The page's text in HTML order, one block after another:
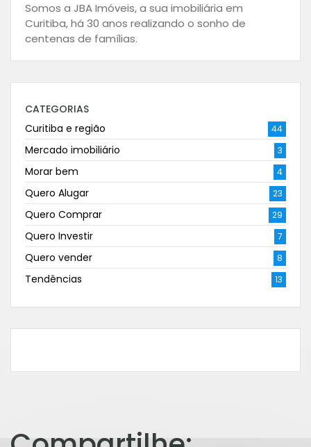
Somos a JBA Imóveis, a sua imobiliária em
Curitiba, há 30 anos realizando o sonho de
centenas de famílias.
CATEGORIAS
Curitiba e região
44
Mercado imobiliário 3
Morar bem 4
Quero Alugar 23
Quero Comprar 29
Quero Investir 7
Quero vender 8
Tendências 13